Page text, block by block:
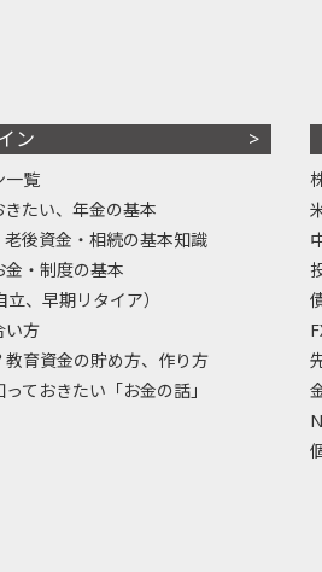
ン
一覧
たい、年金の基本
老後資金・相続の基本知識
・制度の基本
、早期リタイア）
い方
教育資金の貯め方、作り方
ておきたい「お金の話」